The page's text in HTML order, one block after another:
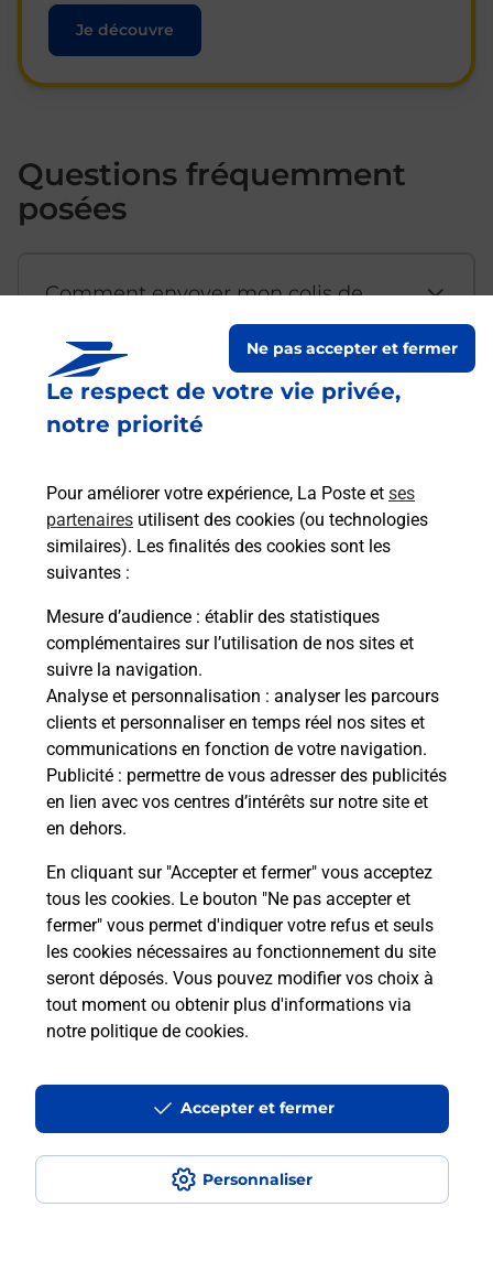
Le respect de votre vie privée,
notre priorité
Pour améliorer votre expérience, La Poste et ses
partenaires utilisent des cookies (ou technologies
similaires). Les finalités des cookies sont les
suivantes :
Mesure d’audience : établir des statistiques
complémentaires sur l’utilisation de nos sites et
suivre la navigation.
Analyse et personnalisation : analyser les parcours
clients et personnaliser en temps réel nos sites et
communications en fonction de votre navigation.
Publicité : permettre de vous adresser des publicités
en lien avec vos centres d’intérêts sur notre site et
en dehors.
En cliquant sur "Accepter et fermer" vous acceptez
tous les cookies. Le bouton "Ne pas accepter et
fermer" vous permet d'indiquer votre refus et seuls
les cookies nécessaires au fonctionnement du site
seront déposés. Vous pouvez modifier vos choix à
tout moment ou obtenir plus d'informations via
notre politique de cookies.
Personnaliser
Ne pas accepter et fermer
Accepter et fermer
Je découvre
Questions fréquemment
posées
Comment envoyer mon colis de
Est-il possible d’acheter un
emballage directement depuis un
Comment demander une
modification de livraison ?
Comment La Poste participe-t-elle
à votre sécurité au quotidien ?
Puis-je passer mon code de la route
avec La Poste et sous quelles
conditions ?
Localiser Liste Haute-Vienne LAURIERE
Accessibilité : partiellement conforme
Conditions contractuelles
Mentions légales